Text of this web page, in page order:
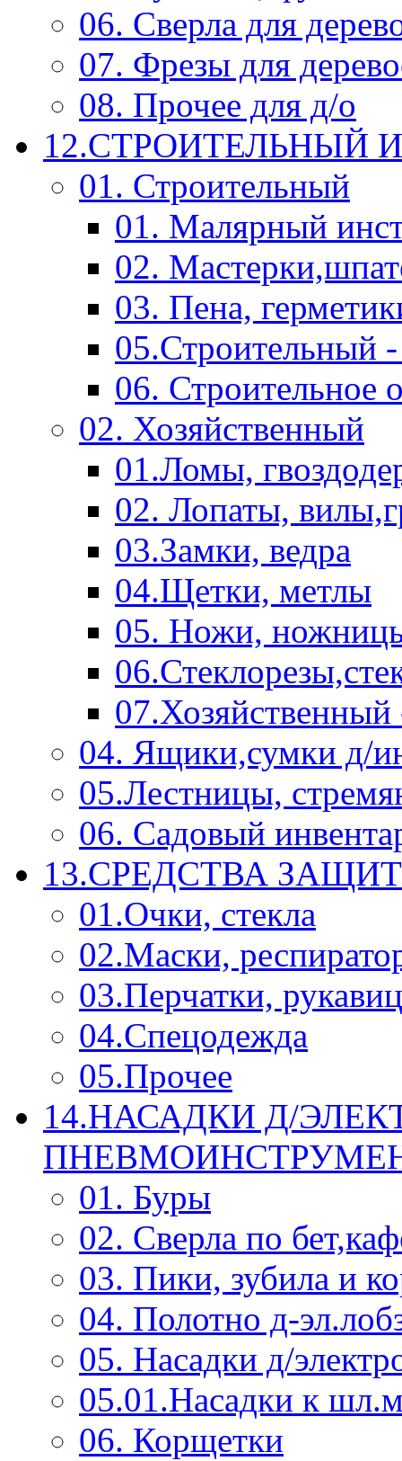
06. Сверла для
07. Фрезы для
08. Прочее для д/о
12.СТРОИТЕЛЬНЫЙ
01. Строительный
01. Малярный
02.
03. Пена,
05.Строительный
06. Строительное
02. Хозяйственный
01.Ломы,
02. Лопаты,
03.Замки, ведра
04.Щетки, метлы
05. Ножи,
07.Хозяйственный
04. Ящики,сумки д/
05.Лестницы,
06. Садовый
13.СРЕДСТВА
01.Очки, стекла
02.Маски,
03.Перчатки,
04.Спецодежда
05.Прочее
14.НАСАДКИ Д/
01. Буры
02. Сверла по
03. Пики, зубила и
04. Полотно д-
05. Насадки д/
05.01.Насадки к
06. Корщетки